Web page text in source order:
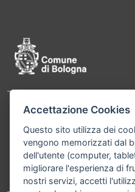
Contatti
Bologna P.Iva
02008 02435
Telefono:051203040
Accettazione Cookies
Questo sito utilizza dei
vengono memorizzati dal
dell'utente (computer,
migliorare l'esperienza di
nostri servizi, accetti